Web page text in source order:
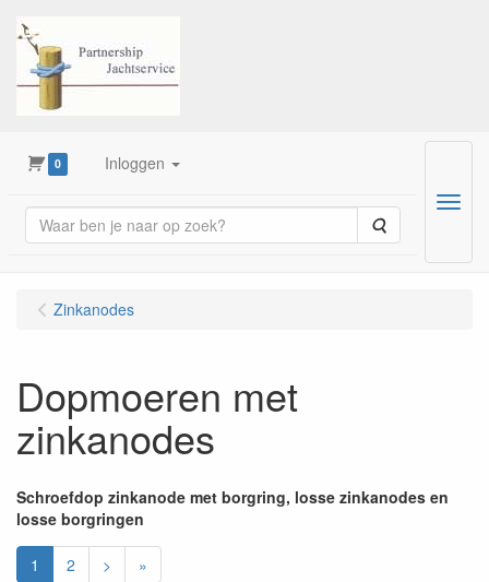
0 Inloggen
Zoeken
Menu
Zinkanodes
Dopmoeren met
zinkanodes
Schroefdop zinkanode met borgring, losse zinkanodes en
losse borgringen
1 2 >
»